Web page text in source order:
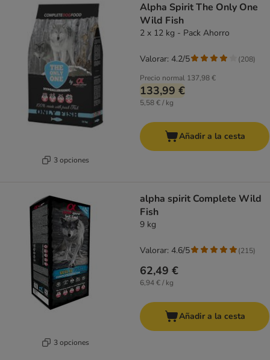
3 opciones
Alpha Spirit The Only One
Wild Fish
2 x 12 kg - Pack Ahorro
Precio normal 137,98 €
133,99 €
5,58 € / kg
Valorar: 4.2/5 (208)
Añadir a la cesta
3 opciones
alpha spirit Complete Wild
Fish
9 kg
62,49 €
6,94 € / kg
Valorar: 4.6/5 (215)
Añadir a la cesta